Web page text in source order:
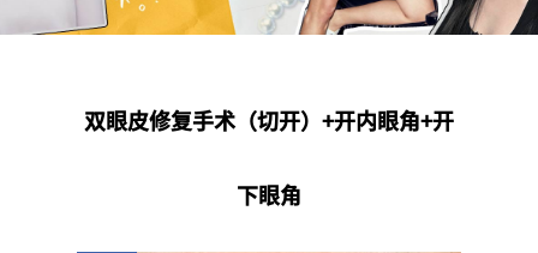
双眼皮修复手术（切开）+开内眼角+开
下眼角